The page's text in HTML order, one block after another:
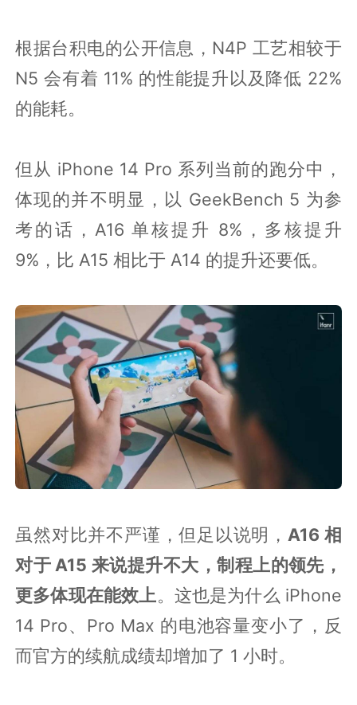
根据台积电的公开信息，N4P 工艺相较于
N5 会有着 11% 的性能提升以及降低 22%
的能耗。
但从 iPhone 14 Pro 系列当前的跑分中，
体现的并不明显，以 GeekBench 5 为参
考的话，A16 单核提升 8%，多核提升
9%，比 A15 相比于 A14 的提升还要低。
虽然对比并不严谨，但足以说明， A16 相
对于 A15 来说提升不大，制程上的领先，
更多体现在能效上。这也是为什么 iPhone
14 Pro、Pro Max 的电池容量变小了，反
而官方的续航成绩却增加了 1 小时。